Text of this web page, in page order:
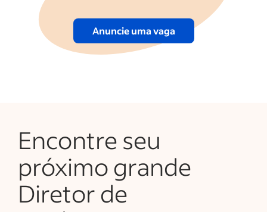
Anuncie uma vaga
Encontre seu
próximo grande
Diretor de